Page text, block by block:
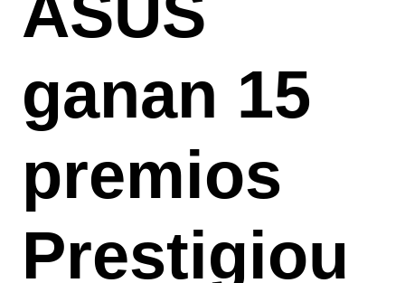
ganan 15
premios
Prestigiou